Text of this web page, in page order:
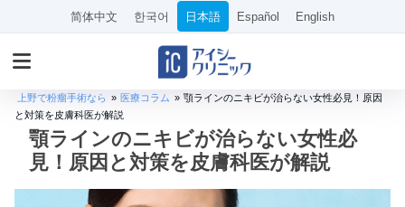
简体中文 한국어 日本語 Español English
上野で粉瘤手術なら » 医療コラム » 顎ラインのニキビが治らない女性必見！原因
と対策を皮膚科医が解説
顎ラインのニキビが治らない女性必
見！原因と対策を皮膚科医が解説